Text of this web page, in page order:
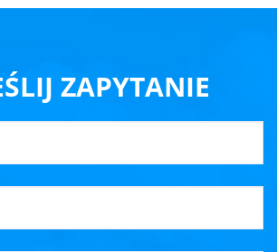
ZAPYTANIE